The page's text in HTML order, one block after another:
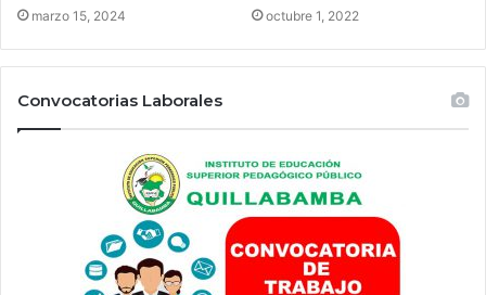
marzo 15, 2024 octubre 1, 2022
Convocatorias Laborales